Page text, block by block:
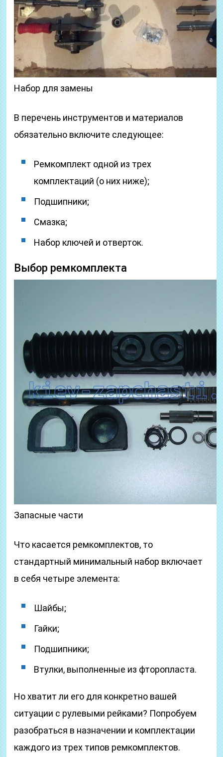
Набор для замены
В перечень инструментов и материалов
обязательно включите следующее:
Ремкомплект одной из трех
комплектаций (о них ниже);
Подшипники;
Смазка;
Набор ключей и отверток.
Выбор ремкомплекта
Запасные части
Что касается ремкомплектов, то
стандартный минимальный набор включает
в себя четыре элемента:
Шайбы;
Гайки;
Подшипники;
Втулки, выполненные из фторопласта.
Но хватит ли его для конкретно вашей
ситуации с рулевыми рейками? Попробуем
разобраться в назначении и комплектации
каждого из трех типов ремкомплектов.